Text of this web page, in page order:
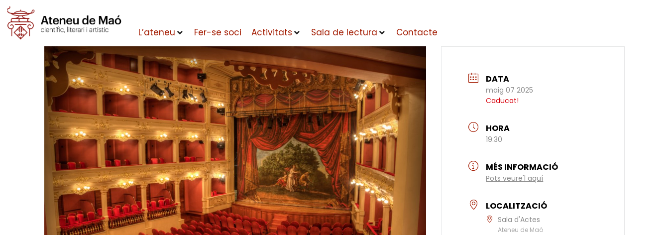
L’ateneu Fer-se soci Activitats Sala de lectura Contacte
DATA
maig 07 2025
Caducat!
HORA
19:30
MÉS INFORMACIÓ
Pots veure'l aquí
LOCALITZACIÓ
Sala d'Actes
Ateneu de Maó